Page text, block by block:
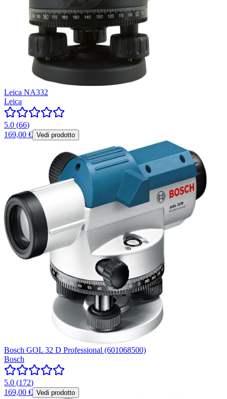
Leica NA332
Leica
5.0 (66)
169,00 € Vedi prodotto
Bosch GOL 32 D Professional (601068500)
Bosch
5.0 (172)
169,00 € Vedi prodotto